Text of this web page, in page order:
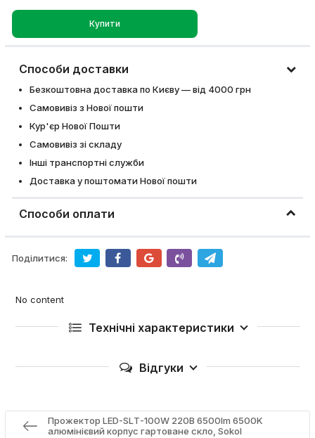
Купити
Способи доставки
Безкоштовна доставка по Києву — від 4000 грн
Самовивіз з Нової пошти
Кур'єр Нової Пошти
Самовивіз зі складу
Інші транспортні служби
Доставка у поштомати Нової пошти
Способи оплати
Поділитися:
No content
Технічні характеристики
Відгуки
Прожектор LED-SLТ-100W 220В 6500lm 6500K
алюмінієвий корпус гартоване скло, Sokol